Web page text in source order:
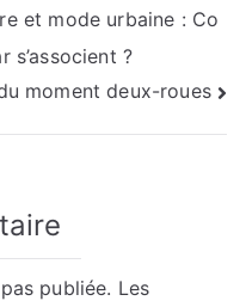
et mode urbaine : Co
s’associent ?
moment deux-roues
publiée. Les